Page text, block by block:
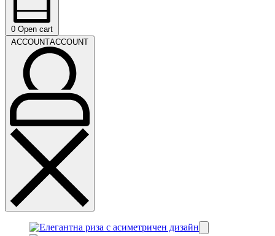
0 Open cart
ACCOUNTACCOUNT